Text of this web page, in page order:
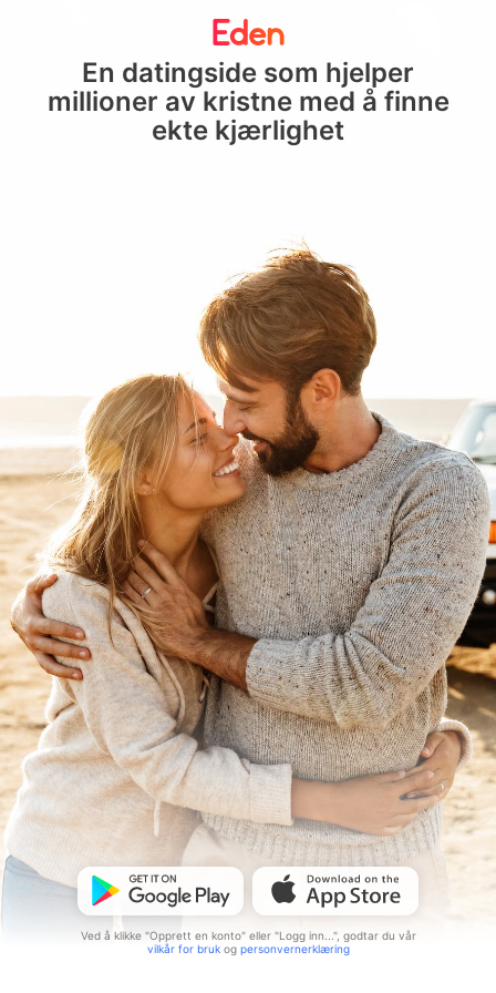
En datingside som hjelper
millioner av kristne med å finne
ekte kjærlighet
Ved å klikke "Opprett en konto" eller "Logg inn...", godtar du vår
vilkår for brukog personvernerklæring